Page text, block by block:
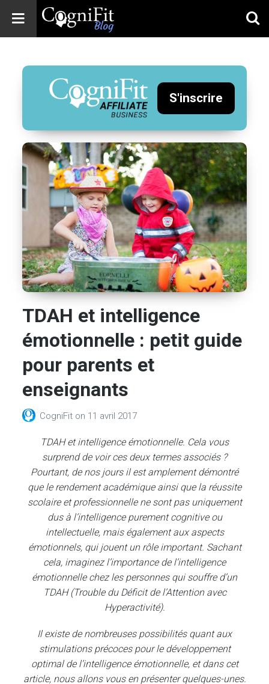
Blog: Brain
Health
News
Brain Training,
Mental Health, and
Wellness
S'inscrire
TDAH et intelligence
émotionnelle : petit guide
pour parents et
enseignants
CogniFit on 11 avril 2017
TDAH et intelligence émotionnelle. Cela vous
surprend de voir ces deux termes associés ?
Pourtant, de nos jours il est amplement démontré
que le rendement académique ainsi que la réussite
scolaire et professionnelle ne sont pas uniquement
dus à l’intelligence purement cognitive ou
intellectuelle, mais également aux aspects
émotionnels, qui jouent un rôle important. Sachant
cela, imaginez l’importance de l’intelligence
émotionnelle chez les personnes qui souffre d’un
TDAH (Trouble du Déficit de l’Attention avec
Hyperactivité).
Il existe de nombreuses possibilités quant aux
stimulations précoces pour le développement
optimal de l’intelligence émotionnelle, et dans cet
article, nous allons vous en présenter quelques-unes.